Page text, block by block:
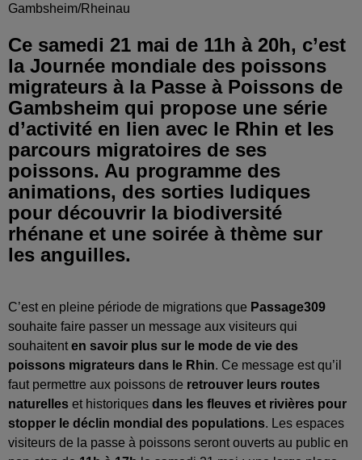
Gambsheim/Rheinau
Ce samedi 21 mai de 11h à 20h, c’est
la Journée mondiale des poissons
migrateurs à la Passe à Poissons de
Gambsheim qui propose une série
d’activité en lien avec le Rhin et les
parcours migratoires de ses
poissons. Au programme des
animations, des sorties ludiques
pour découvrir la biodiversité
rhénane et une soirée à thème sur
les anguilles.
C’est en pleine période de migrations que Passage309
souhaite faire passer un message aux visiteurs qui
souhaitenten savoir plus sur le mode de vie des
poissons migrateurs dans le Rhin. Ce message est qu’il
faut permettre aux poissons de retrouver leurs routes
naturelles et historiques dans les fleuves et rivières pour
stopper le déclin mondial des populations. Les espaces
visiteurs de la passe à poissons seront ouverts au public en